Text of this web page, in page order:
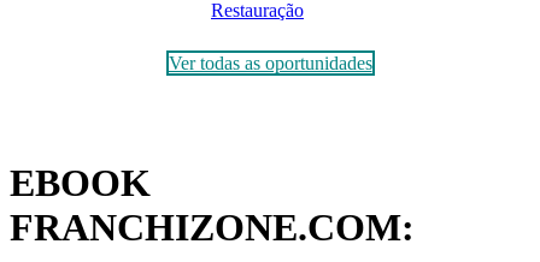
Restauração
Ver todas as oportunidades
EBOOK
FRANCHIZONE.COM: